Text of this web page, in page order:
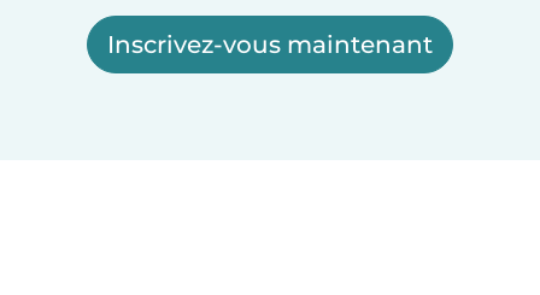
Inscrivez-vous maintenant